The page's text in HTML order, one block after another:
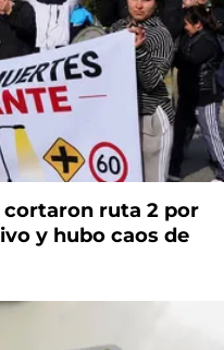
cortaron ruta 2 por
y hubo caos de